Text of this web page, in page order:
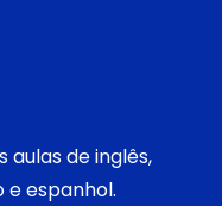
aulas de inglês,
e espanhol.